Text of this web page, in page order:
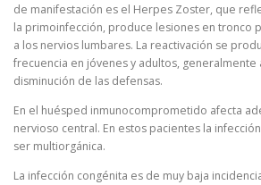
de manifestación es el Herpes Zoster, que
la primoinfección, produce lesiones en tronco
a los nervios lumbares. La reactivación se
frecuencia en jóvenes y adultos, generalmente
disminución de las defensas.
En el huésped inmunocomprometido afecta
nervioso central. En estos pacientes la
ser multiorgánica.
La infección congénita es de muy baja